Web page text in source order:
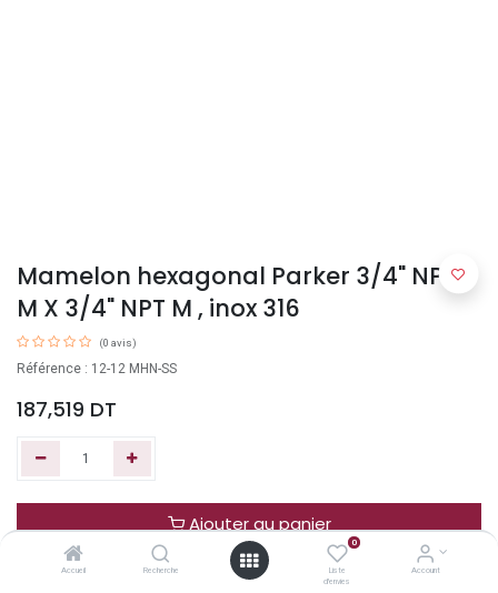
Accueil Recherche
0
Liste
d'envies
Account
Mamelon hexagonal Parker 3/4" NPT-
M X 3/4" NPT M , inox 316
(0 avis)
Référence : 12-12 MHN-SS
187,519 DT
Ajouter au panier
Acheter maintenant